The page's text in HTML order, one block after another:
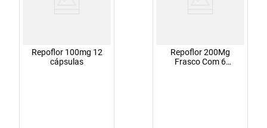
Repoflor 100mg 12
cápsulas
Repoflor 200Mg
Frasco Com 6